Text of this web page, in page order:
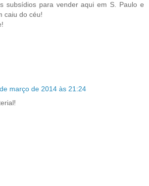
subsídios para vender aqui em S. Paulo e
caiu do céu!
março de 2014 às 21:24